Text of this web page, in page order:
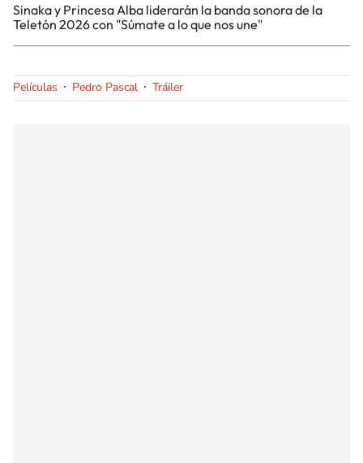
Sinaka y Princesa Alba liderarán la banda sonora de la
Teletón 2026 con "Súmate a lo que nos une"
Películas Pedro Pascal Tráiler